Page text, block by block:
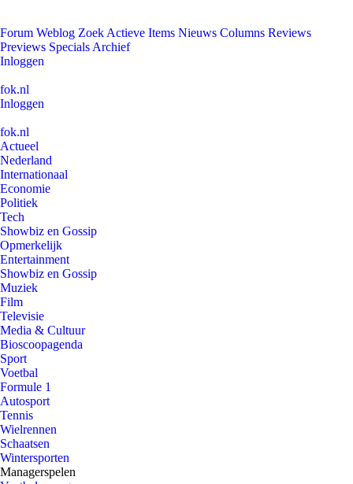
Forum Weblog Zoek Actieve Items Nieuws Columns Reviews
Previews Specials Archief
Inloggen
fok.nl
Inloggen
fok.nl
Actueel
Nederland
Internationaal
Economie
Politiek
Tech
Showbiz en Gossip
Opmerkelijk
Entertainment
Showbiz en Gossip
Muziek
Film
Televisie
Media & Cultuur
Bioscoopagenda
Sport
Voetbal
Formule 1
Autosport
Tennis
Wielrennen
Schaatsen
Wintersporten
Managerspelen